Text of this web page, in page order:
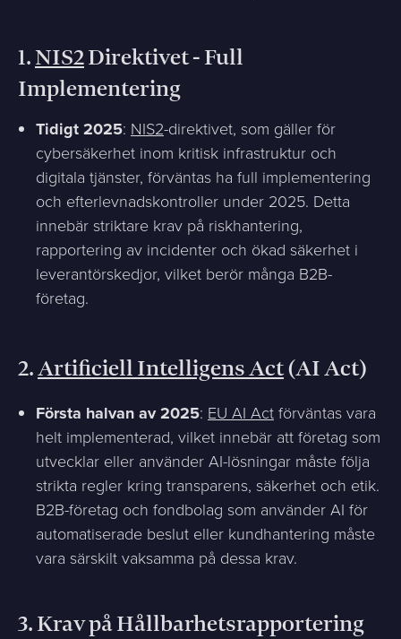
1.NIS2Direktivet - Full
Implementering
Tidigt 2025: NIS2-direktivet, som gäller för
cybersäkerhet inom kritisk infrastruktur och
digitala tjänster, förväntas ha full implementering
och efterlevnadskontroller under 2025. Detta
innebär striktare krav på riskhantering,
rapportering av incidenter och ökad säkerhet i
leverantörskedjor, vilket berör många B2B-
företag.
2.Artificiell Intelligens Act(AI Act)
Första halvan av 2025: EU AI Actförväntas vara
helt implementerad, vilket innebär att företag som
utvecklar eller använder AI-lösningar måste följa
strikta regler kring transparens, säkerhet och etik.
B2B-företag och fondbolag som använder AI för
automatiserade beslut eller kundhantering måste
vara särskilt vaksamma på dessa krav.
3. Krav på Hållbarhetsrapportering